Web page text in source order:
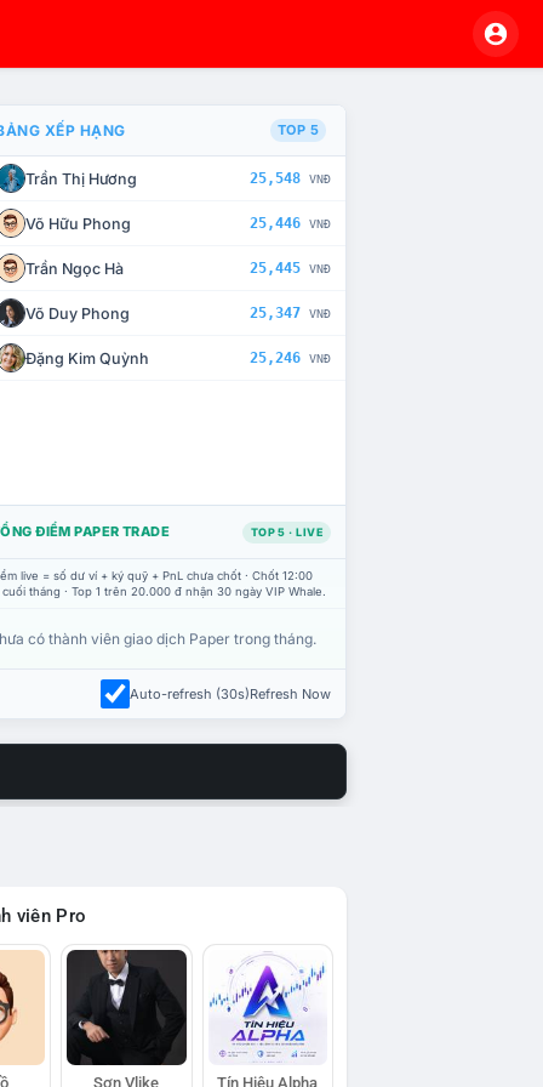
CHẾ TÀI XỬ LÝ VI PHẠM
XẾP HẠNG TOP 5
Trần Thị Hương 25,548 VNĐ
Võ Hữu Phong 25,446 VNĐ
Trần Ngọc Hà 25,445 VNĐ
Võ Duy Phong 25,347 VNĐ
Đặng Kim Quỳnh 25,246 VNĐ
ĐIỂM PAPER TRADE TOP 5 · LIVE
live = số dư ví + ký quỹ + PnL chưa chốt · Chốt 12:00
tháng · Top 1 trên 20.000 đ nhận 30 ngày VIP Whale.
có thành viên giao dịch Paper trong tháng.
Auto-refresh (30s)Refresh Now
viên Pro
Sơn Vlike Tín Hiệu Alpha